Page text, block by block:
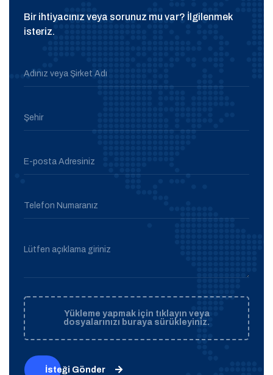
Bir ihtiyacınız veya sorunuz mu var? İlgilenmek
isteriz.
Adınız veya Şirket Adı
Şehir
E-posta Adresiniz
Telefon Numaranız
Lütfen açıklama giriniz
Yükleme yapmak için tıklayın veya
dosyalarınızı buraya sürükleyiniz.
İsteği Gönder